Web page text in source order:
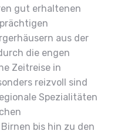
gut erhaltenen
aus der
die engen
Zeitreise in
reizvoll sind
Spezialitäten
bis hin zu den